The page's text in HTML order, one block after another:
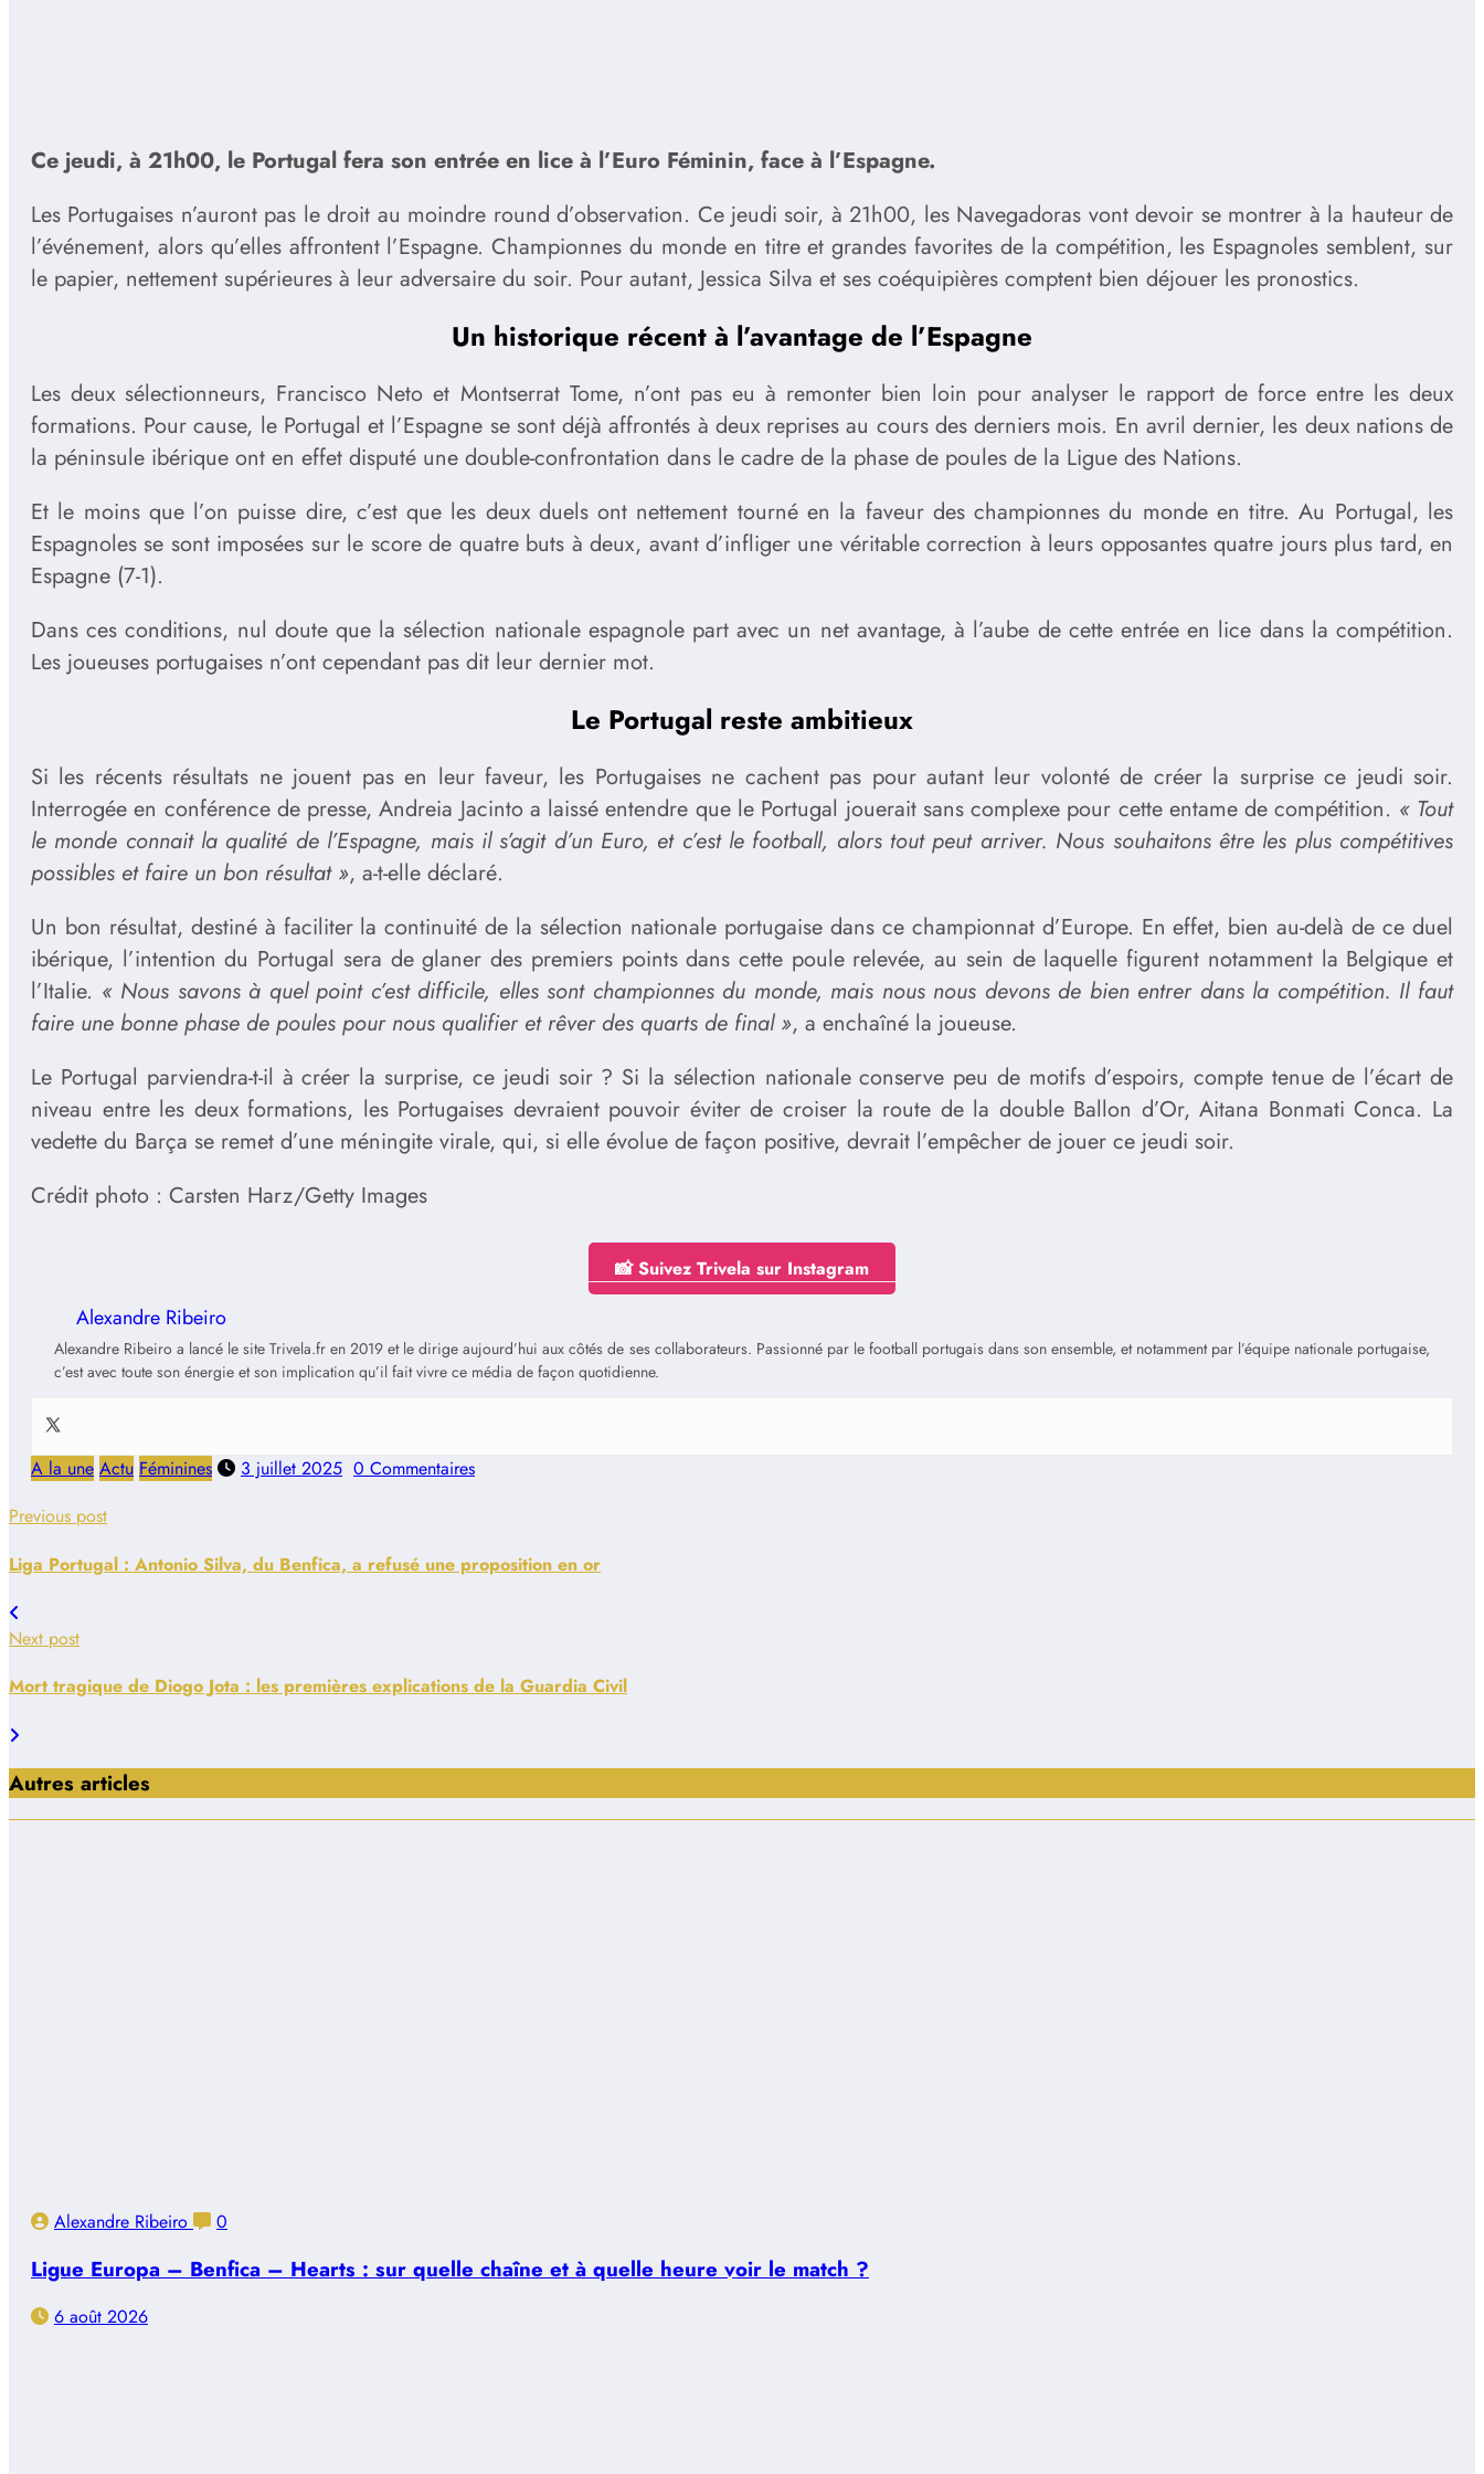
Ce jeudi, à 21h00, le Portugal fera son entrée en lice à l’Euro Féminin, face à l’Espagne.
Les Portugaises n’auront pas le droit au moindre round d’observation. Ce jeudi soir, à 21h00, les Navegadoras vont devoir se montrer à la hauteur de
l’événement, alors qu’elles affrontent l’Espagne. Championnes du monde en titre et grandes favorites de la compétition, les Espagnoles semblent, sur
le papier, nettement supérieures à leur adversaire du soir. Pour autant, Jessica Silva et ses coéquipières comptent bien déjouer les pronostics.
Un historique récent à l’avantage de l’Espagne
Les deux sélectionneurs, Francisco Neto et Montserrat Tome, n’ont pas eu à remonter bien loin pour analyser le rapport de force entre les deux
formations. Pour cause, le Portugal et l’Espagne se sont déjà affrontés à deux reprises au cours des derniers mois. En avril dernier, les deux nations de
la péninsule ibérique ont en effet disputé une double-confrontation dans le cadre de la phase de poules de la Ligue des Nations.
Et le moins que l’on puisse dire, c’est que les deux duels ont nettement tourné en la faveur des championnes du monde en titre. Au Portugal, les
Espagnoles se sont imposées sur le score de quatre buts à deux, avant d’infliger une véritable correction à leurs opposantes quatre jours plus tard, en
Espagne (7-1).
Dans ces conditions, nul doute que la sélection nationale espagnole part avec un net avantage, à l’aube de cette entrée en lice dans la compétition.
Les joueuses portugaises n’ont cependant pas dit leur dernier mot.
Le Portugal reste ambitieux
Si les récents résultats ne jouent pas en leur faveur, les Portugaises ne cachent pas pour autant leur volonté de créer la surprise ce jeudi soir.
Interrogée en conférence de presse, Andreia Jacinto a laissé entendre que le Portugal jouerait sans complexe pour cette entame de compétition. « Tout
le monde connait la qualité de l’Espagne, mais il s’agit d’un Euro, et c’est le football, alors tout peut arriver. Nous souhaitons être les plus compétitives
possibles et faire un bon résultat », a-t-elle déclaré.
Un bon résultat, destiné à faciliter la continuité de la sélection nationale portugaise dans ce championnat d’Europe. En effet, bien au-delà de ce duel
ibérique, l’intention du Portugal sera de glaner des premiers points dans cette poule relevée, au sein de laquelle figurent notamment la Belgique et
l’Italie. « Nous savons à quel point c’est difficile, elles sont championnes du monde, mais nous nous devons de bien entrer dans la compétition. Il faut
faire une bonne phase de poules pour nous qualifier et rêver des quarts de final », a enchaîné la joueuse.
Le Portugal parviendra-t-il à créer la surprise, ce jeudi soir ? Si la sélection nationale conserve peu de motifs d’espoirs, compte tenue de l’écart de
niveau entre les deux formations, les Portugaises devraient pouvoir éviter de croiser la route de la double Ballon d’Or, Aitana Bonmati Conca. La
vedette du Barça se remet d’une méningite virale, qui, si elle évolue de façon positive, devrait l’empêcher de jouer ce jeudi soir.
Crédit photo : Carsten Harz/Getty Images
📸 Suivez Trivela sur Instagram
Alexandre Ribeiro
Alexandre Ribeiro a lancé le site Trivela.fr en 2019 et le dirige aujourd’hui aux côtés de ses collaborateurs. Passionné par le football portugais dans son ensemble, et notamment par l’équipe nationale portugaise,
c’est avec toute son énergie et son implication qu’il fait vivre ce média de façon quotidienne.
A la une Actu Féminines 3 juillet 2025 0 Commentaires
Previous post
Liga Portugal : Antonio Silva, du Benfica, a refusé une proposition en or
Next post
Mort tragique de Diogo Jota : les premières explications de la Guardia Civil
Autres articles
Alexandre Ribeiro 0
Ligue Europa – Benfica – Hearts : sur quelle chaîne et à quelle heure voir le match ?
6 août 2026